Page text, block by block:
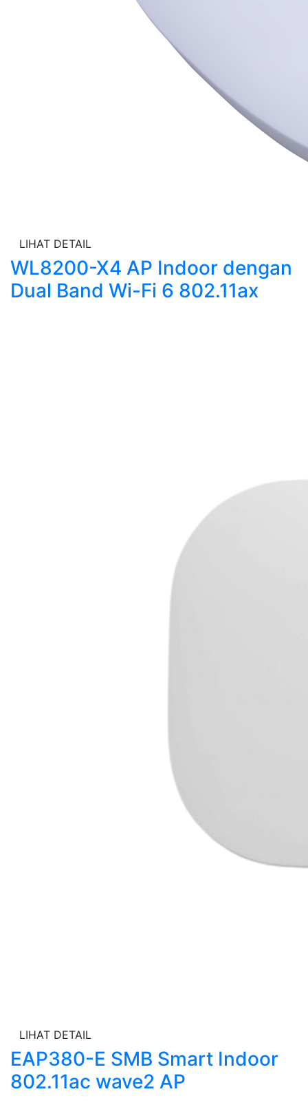
LIHAT DETAIL
WL8200-X4 AP Indoor dengan
Dual Band Wi-Fi 6 802.11ax
LIHAT DETAIL
EAP380-E SMB Smart Indoor
802.11ac wave2 AP